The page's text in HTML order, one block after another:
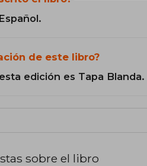
de este libro?
edición es Tapa Blanda.
sobre el libro